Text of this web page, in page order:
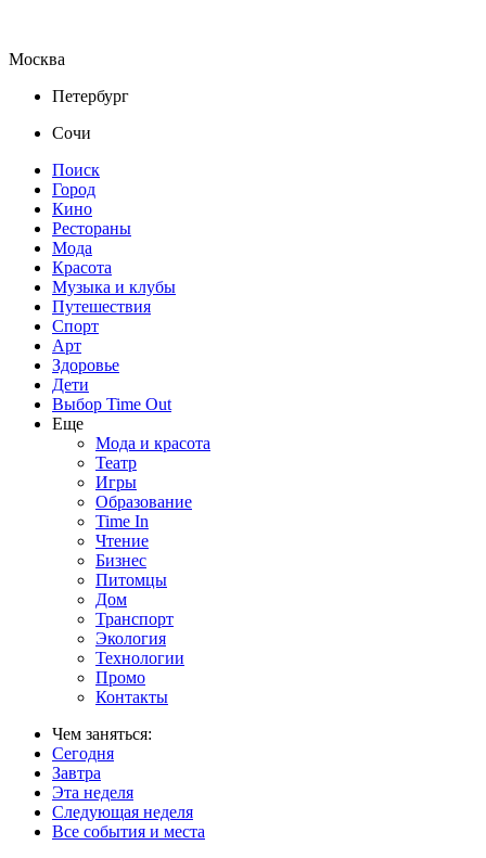
Москва
Петербург
Сочи
Поиск
Город
Кино
Рестораны
Мода
Красота
Музыка и клубы
Путешествия
Спорт
Арт
Здоровье
Дети
Выбор Time Out
Еще
Мода и красота
Театр
Игры
Образование
Time In
Чтение
Бизнес
Питомцы
Дом
Транспорт
Экология
Технологии
Промо
Контакты
Чем заняться:
Сегодня
Завтра
Эта неделя
Следующая неделя
Все события и места